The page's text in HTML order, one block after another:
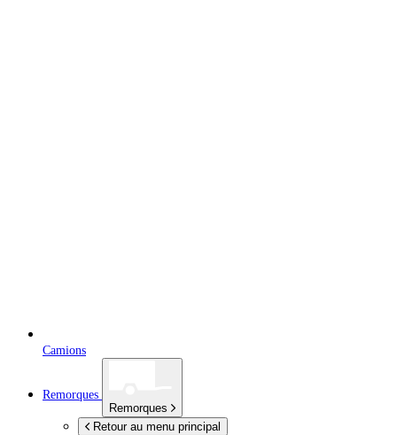
Camions
Remorques
Remorques
Retour au menu principal